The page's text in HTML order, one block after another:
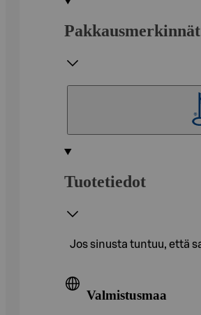
Pakkausmerkinnät
Tuotetiedot
Jos sinusta tuntuu, että
Valmistusmaa